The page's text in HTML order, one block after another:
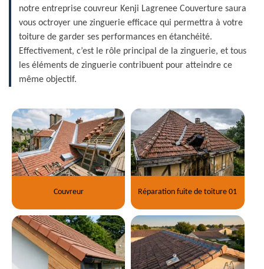
notre entreprise couvreur Kenji Lagrenee Couverture saura
vous octroyer une zinguerie efficace qui permettra à votre
toiture de garder ses performances en étanchéité.
Effectivement, c’est le rôle principal de la zinguerie, et tous
les éléments de zinguerie contribuent pour atteindre ce
même objectif.
Couvreur Réparation fuite de toiture 01